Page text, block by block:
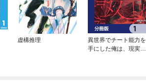
虚構推理
異世界でチート能力を
手にした俺は、現実世